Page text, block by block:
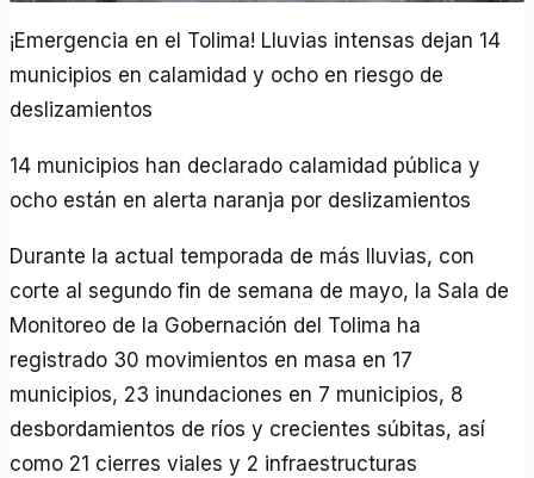
¡Emergencia en el Tolima! Lluvias intensas dejan 14
municipios en calamidad y ocho en riesgo de
deslizamientos
14 municipios han declarado calamidad pública y
ocho están en alerta naranja por deslizamientos
Durante la actual temporada de más lluvias, con
corte al segundo fin de semana de mayo, la Sala de
Monitoreo de la Gobernación del Tolima ha
registrado 30 movimientos en masa en 17
municipios, 23 inundaciones en 7 municipios, 8
desbordamientos de ríos y crecientes súbitas, así
como 21 cierres viales y 2 infraestructuras